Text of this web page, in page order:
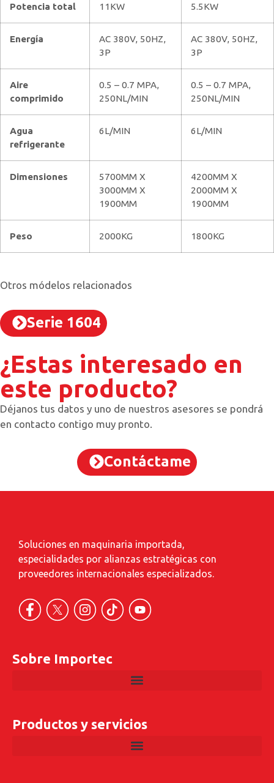
Potencia total 11KW 5.5KW
Energía
AC 380V, 50HZ,
3P
AC 380V, 50HZ,
3P
Aire
comprimido
0.5 – 0.7 MPA,
250NL/MIN
0.5 – 0.7 MPA,
250NL/MIN
Agua
refrigerante
6L/MIN 6L/MIN
Dimensiones
5700MM X
3000MM X
1900MM
4200MM X
2000MM X
1900MM
Peso 2000KG 1800KG
Otros módelos relacionados
Serie 1604
¿Estas interesado en
este producto?
Déjanos tus datos y uno de nuestros asesores se pondrá
en contacto contigo muy pronto.
Contáctame
Soluciones en maquinaria importada,
especialidades por alianzas estratégicas con
proveedores internacionales especializados.
Sobre Importec
Productos y servicios